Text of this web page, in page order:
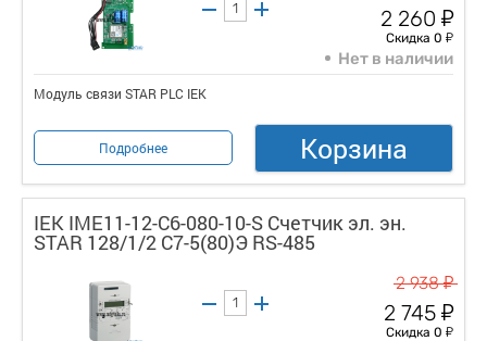
2 260 у
Скидка 0 у
Нет в наличии
Модуль связи STAR PLC IEK
Подробнее Корзина
IEK IME11-12-C6-080-10-S Счетчик эл. эн.
STAR 128/1/2 С7-5(80)Э RS-485
2 938у
2 745 у
Скидка 0 у